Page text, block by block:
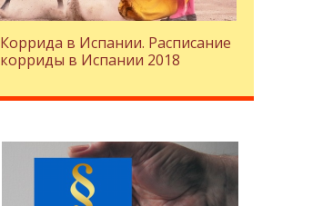
Коррида в Испании. Расписание
корриды в Испании 2018